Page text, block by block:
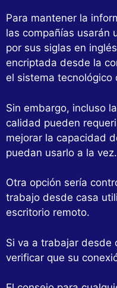
Para mantener la
las compañías usarán
por sus siglas en
encriptada desde la
el sistema tecnológico
Sin embargo, incluso
calidad pueden
mejorar la capacidad
puedan usarlo a la vez.
Otra opción sería
trabajo desde casa
escritorio remoto.
Si va a trabajar desde
verificar que su